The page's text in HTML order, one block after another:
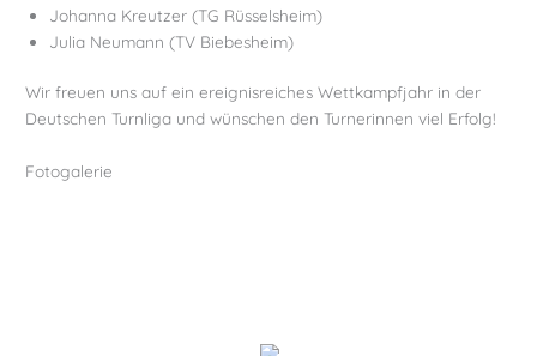
Johanna Kreutzer (TG Rüsselsheim)
Julia Neumann (TV Biebesheim)
Wir freuen uns auf ein ereignisreiches Wettkampfjahr in der
Deutschen Turnliga und wünschen den Turnerinnen viel Erfolg!
Fotogalerie